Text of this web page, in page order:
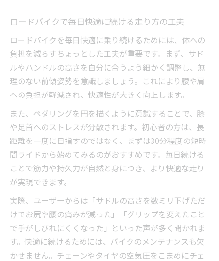
ロードバイクで毎日快適に続ける走り方の工夫
ロードバイクを毎日快適に乗り続けるためには、体への
負担を減らすちょっとした工夫が重要です。まず、サド
ルやハンドルの高さを自分に合うよう細かく調整し、無
理のない前傾姿勢を意識しましょう。これにより腰や肩
への負担が軽減され、快適性が大きく向上します。
また、ペダリングを円を描くように意識することで、膝
や足首へのストレスが分散されます。初心者の方は、長
距離を一度に目指すのではなく、まずは30分程度の短時
間ライドから始めてみるのがおすすめです。毎日続ける
ことで筋力や持久力が自然と身につき、より快適な走り
が実現できます。
実際、ユーザーからは「サドルの高さを数ミリ下げただ
けでお尻や腰の痛みが減った」「グリップを変えたこと
で手がしびれにくくなった」といった声が多く聞かれま
す。快適に続けるためには、バイクのメンテナンスも欠
かせません。チェーンやタイヤの空気圧をこまめにチェ